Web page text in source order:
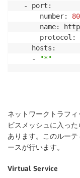
  - port:
      number:
80
      name: http
protocol:
    hosts:
    -
"*"
ネットワークトラフ
ビスメッシュに入っ
あります。このルー
ースが行います。
Virtual Service